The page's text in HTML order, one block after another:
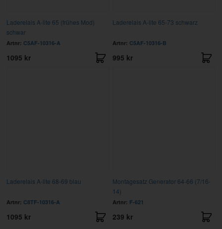
Laderelais A-lite 65 (frühes Mod)
schwar
Artnr: C5AF-10316-A
1095 kr
Laderelais A-lite 65-73 schwarz
Artnr: C5AF-10316-B
995 kr
Laderelais A-lite 68-69 blau
Artnr: C8TF-10316-A
1095 kr
Montagesatz Generator 64-66 (7/16-
14)
Artnr: F-621
239 kr